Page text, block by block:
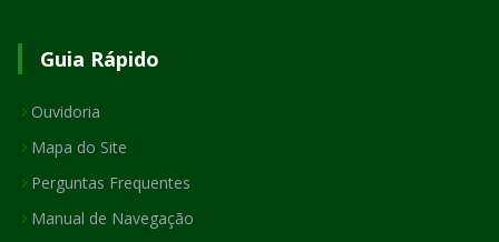
Guia Rápido
Ouvidoria
Mapa do Site
Perguntas Frequentes
Manual de Navegação